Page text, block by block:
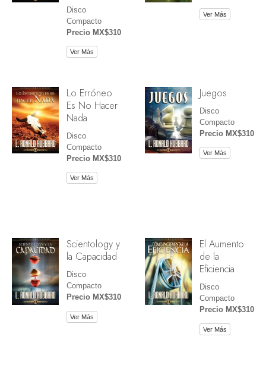
Disco
Compacto
Precio MX$310
Ver Más
Ver Más
Lo Erróneo
Es No Hacer
Nada
Disco
Compacto
Precio MX$310
Ver Más
Juegos
Disco
Compacto
Precio MX$310
Ver Más
Scientology y
la Capacidad
Disco
Compacto
Precio MX$310
Ver Más
El Aumento
de la
Eficiencia
Disco
Compacto
Precio MX$310
Ver Más